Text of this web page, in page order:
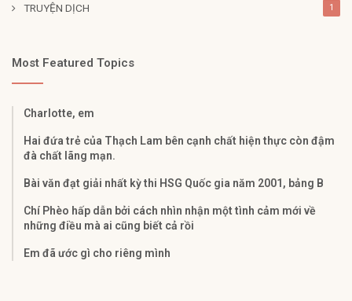
TRUYỆN DỊCH 1
Most Featured Topics
Charlotte, em
Hai đứa trẻ của Thạch Lam bên cạnh chất hiện thực còn đậm
đà chất lãng mạn.
Bài văn đạt giải nhất kỳ thi HSG Quốc gia năm 2001, bảng B
Chí Phèo hấp dẫn bởi cách nhìn nhận một tình cảm mới về
những điều mà ai cũng biết cả rồi
Em đã ước gì cho riêng mình